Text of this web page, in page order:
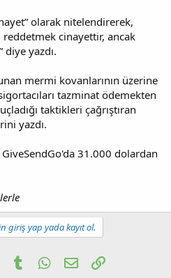
olarak nitelendirerek,
reddetmek cinayettir, ancak
diye yazdı.
mermi kovanlarının üzerine
tazminat ödemekten
taktikleri çağrıştıran
yazdı.
31.000 dolardan
giriş yap yada kayıt ol.
PinterestTumblrWhatsApp
E-postaLink